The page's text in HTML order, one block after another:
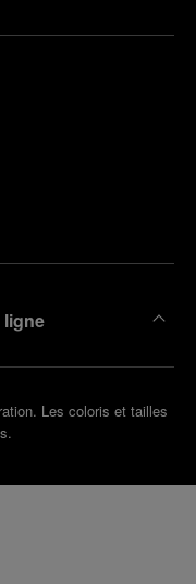
ligne
Les coloris et tailles